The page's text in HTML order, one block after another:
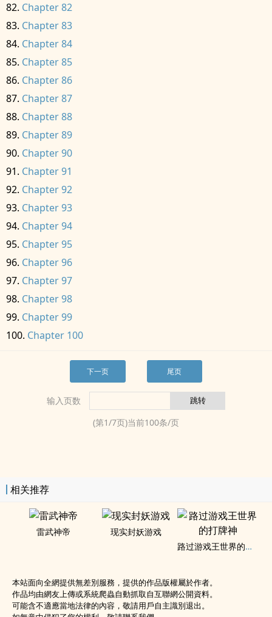
Chapter 82
Chapter 83
Chapter 84
Chapter 85
Chapter 86
Chapter 87
Chapter 88
Chapter 89
Chapter 90
Chapter 91
Chapter 92
Chapter 93
Chapter 94
Chapter 95
Chapter 96
Chapter 97
Chapter 98
Chapter 99
Chapter 100
下一页 尾页
输入页数
(第1/7页)当前100条/页
相关推荐
雷武神帝
现实封妖游戏
路过游戏王世界的打牌神
本站面向全網提供無差別服務，提供的作品版權屬於作者。
作品均由網友上傳或系統爬蟲自動抓取自互聯網公開資料。
可能含不適應當地法律的內容，敬請用戶自主識別退出。